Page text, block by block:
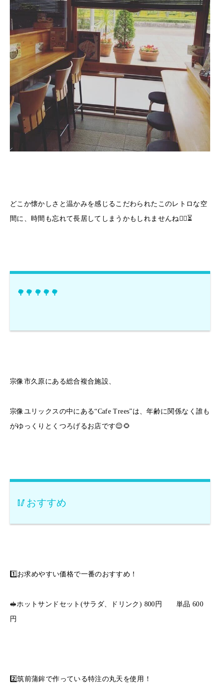
どこか懐かしさと温かみを感じるこだわられたこのレトロな空
間に、時間も忘れて長居してしまうかもしれませんね😶‍🌫️⏳️
🌳🌳🌳🌳🌳
宗像市久原にある総合複合施設、
宗像ユリックスの中にある“Cafe Trees”は、年齢に関係なく誰も
がゆっくりとくつろげるお店です😌🌻
🥢おすすめ
1️⃣お求めやすい価格で一番のおすすめ！
🥪ホットサンドセット(サラダ、ドリンク) 800円 単品 600
円
2️⃣筑前蒲鉾で作っている特注の丸天を使用！